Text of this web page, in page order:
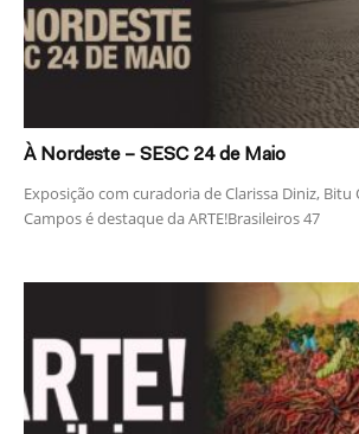
À Nordeste – SESC 24 de Maio
Exposição com curadoria de Clarissa Diniz, Bitu
Campos é destaque da ARTE!Brasileiros 47